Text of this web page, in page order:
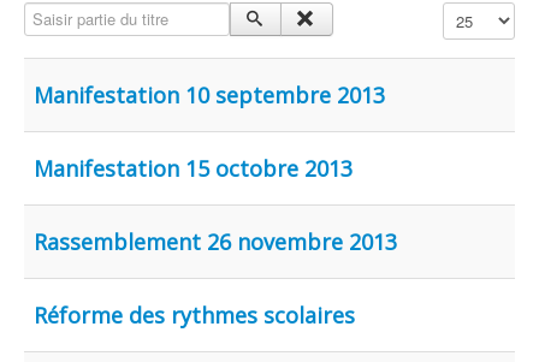
L'Union Départementale
Défendre vos droits
La confédératon nationale CGT
NOUS CONTACTER
Saisir partie du titre Affichage #
Manifestation 10 septembre 2013
Manifestation 15 octobre 2013
Rassemblement 26 novembre 2013
Réforme des rythmes scolaires